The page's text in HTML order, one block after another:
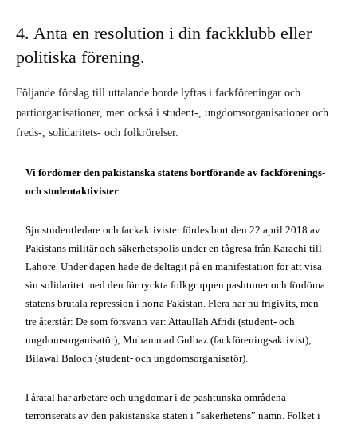
4. Anta en resolution i din fackklubb eller
politiska förening.
Följande förslag till uttalande borde lyftas i fackföreningar och
partiorganisationer, men också i student-, ungdomsorganisationer och
freds-, solidaritets- och folkrörelser.
Vi fördömer den pakistanska statens bortförande av fackförenings-
och studentaktivister
Sju studentledare och fackaktivister fördes bort den 22 april 2018 av
Pakistans militär och säkerhetspolis under en tågresa från Karachi till
Lahore. Under dagen hade de deltagit på en manifestation för att visa
sin solidaritet med den förtryckta folkgruppen pashtuner och fördöma
statens brutala repression i norra Pakistan. Flera har nu frigivits, men
tre återstår: De som försvann var: Attaullah Afridi (student- och
ungdomsorganisatör); Muhammad Gulbaz (fackföreningsaktivist);
Bilawal Baloch (student- och ungdomsorganisatör).
I åratal har arbetare och ungdomar i de pashtunska områdena
terroriserats av den pakistanska staten i ”säkerhetens” namn. Folket i